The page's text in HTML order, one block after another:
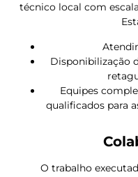
técnico local com
Disponibilização
Equipes
qualificados para
O trabalho